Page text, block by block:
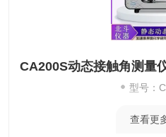
型号：
查看更